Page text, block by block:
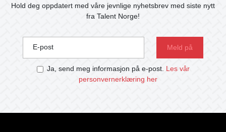
Hold deg oppdatert med våre jevnlige nyhetsbrev med siste nytt
fra Talent Norge!
E-post
Ja, send meg informasjon på e-post. Les vår
personvernerklæring her